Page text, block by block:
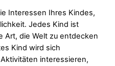
Interessen Ihres Kindes,
Jedes Kind ist
Art, die Welt zu entdecken
Kind wird sich
interessieren,